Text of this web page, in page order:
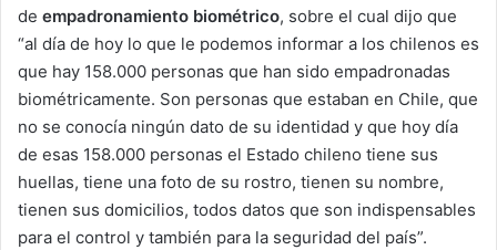
de empadronamiento biométrico, sobre el cual dijo que
“al día de hoy lo que le podemos informar a los chilenos es
que hay 158.000 personas que han sido empadronadas
biométricamente. Son personas que estaban en Chile, que
no se conocía ningún dato de su identidad y que hoy día
de esas 158.000 personas el Estado chileno tiene sus
huellas, tiene una foto de su rostro, tienen su nombre,
tienen sus domicilios, todos datos que son indispensables
para el control y también para la seguridad del país”.